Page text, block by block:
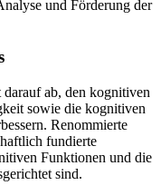
und Förderung der
ab, den kognitiven
sowie die kognitiven
Renommierte
fundierte
Funktionen und die
sind.